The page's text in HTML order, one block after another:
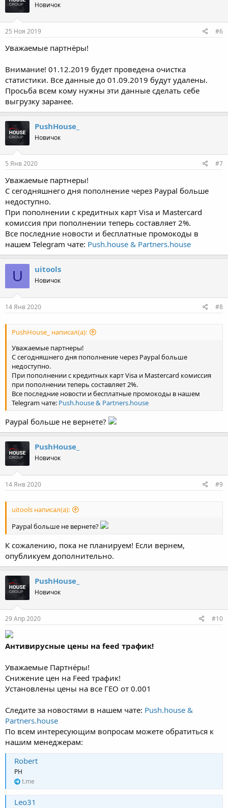
Новичок
25 Ноя 2019 #6
Уважаемые партнёры!
Внимание! 01.12.2019 будет проведена очистка
статистики. Все данные до 01.09.2019 будут удалены.
Просьба всем кому нужны эти данные сделать себе
выгрузку заранее.
PushHouse_
Новичок
5 Янв 2020 #7
Уважаемые партнеры!
С сегодняшнего дня пополнение через Paypal больше
недоступно.
При пополнении с кредитных карт Visa и Mastercard
комиссия при пополнении теперь составляет 2%.
Все последние новости и бесплатные промокоды в
нашем Telegram чате: Push.house & Partners.house
U uitools
Новичок
14 Янв 2020 #8
PushHouse_ написал(а):
Уважаемые партнеры!
С сегодняшнего дня пополнение через Paypal больше
недоступно.
При пополнении с кредитных карт Visa и Mastercard комиссия
при пополнении теперь составляет 2%.
Все последние новости и бесплатные промокоды в нашем
Telegram чате: Push.house & Partners.house
Paypal больше не вернете?
PushHouse_
Новичок
14 Янв 2020 #9
uitools написал(а):
Paypal больше не вернете?
К сожалению, пока не планируем! Если вернем,
опубликуем дополнительно.
PushHouse_
Новичок
29 Апр 2020 #10
Антивирусные цены на feed трафик!
Уважаемые Партнёры!
Снижение цен на Feed трафик!
Установлены цены на все ГЕО от 0.001
Следите за новостями в нашем чате: Push.house &
Partners.house
По всем интересующим вопросам можете обратиться к
нашим менеджерам:
Robert
PH
t.me
Leo31